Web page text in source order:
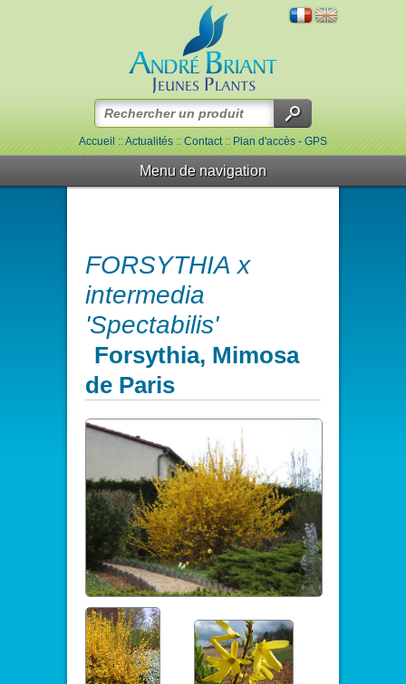
Accueil::Actualités::Contact::Plan d'accès - GPS
Menu de navigation
FORSYTHIA x
intermedia
'Spectabilis'
Forsythia, Mimosa
de Paris